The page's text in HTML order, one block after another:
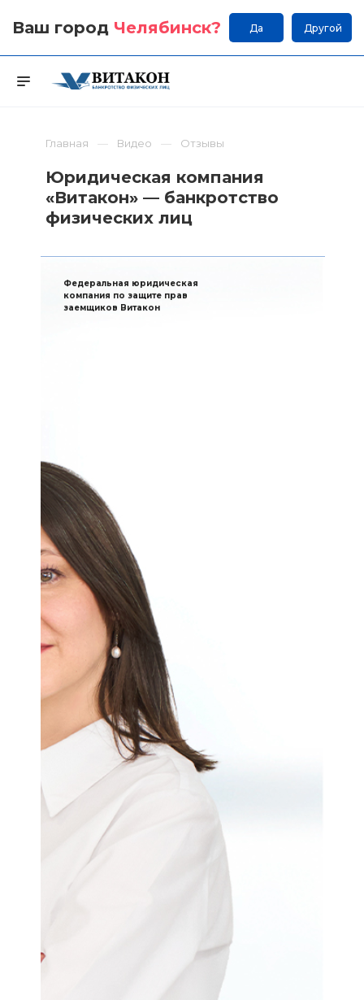
Ваш город Челябинск? Да Другой
Главная Видео Отзывы
Юридическая компания
«Витакон» — банкротство
физических лиц
Федеральная юридическая
компания по защите прав
заемщиков Витакон